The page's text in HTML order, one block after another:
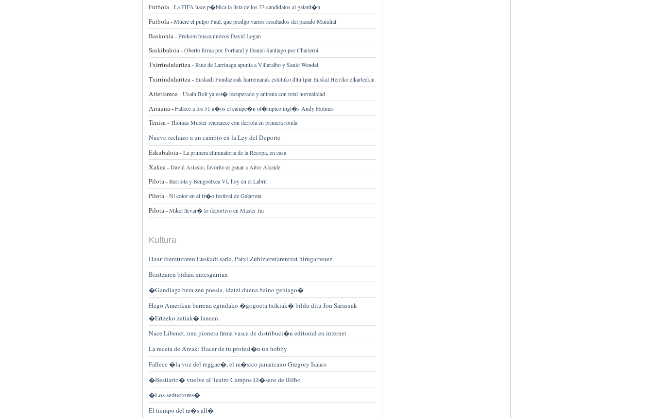
Futbola -La FIFA hace p�blica la lista de los 23 candidatos al galard�n
Futbola -Muere el pulpo Paul, que predijo varios resultados del pasado Mundial
Baskonia -Prokom busca nuevos David Logan
Saskibaloia -Oberto firma por Portland y Daniel Santiago por Charleroi
Txirrindularitza -Ruiz de Larrinaga apunta a Villaralbo y Sankt Wendel
Txirrindularitza -Euskadi Fundazioak harremanak estutuko ditu Ipar Euskal Herriko elkarteekin
Atletismoa -Usain Bolt ya est� recuperado y entrena con total normalidad
Arrauna -Fallece a los 51 a�os el campe�n ol�mpico ingl�s Andy Holmes
Tenisa -Thomas Muster reaparece con derrota en primera ronda
Nuevo rechazo a un cambio en la Ley del Deporte
Eskubaloia -La primera eliminatoria de la Recopa, en casa
Xakea -David Astasio, favorito al ganar a Aitor Alcaide
Pilota -Barriola y Bengoetxea VI, hoy en el Labrit
Pilota -Ni color en el fr�o festival de Galarreta
Pilota -Mikel llevar� lo deportivo en Master Jai
Kultura
Haur literaturaren Euskadi saria, Patxi Zubizarretarentzat hirugarrenez
Bizitzaren bidaia miresgarrian
�Gandiaga bera zen poesia, idatzi duena baino gehiago�
Hego Amerikan barrena egindako �gogoeta txikiak� bildu ditu Jon Sarasuak
�Ertzeko zatiak� lanean
Nace Libenet, una pionera firma vasca de distribuci�n editorial en internet
La receta de Arzak: Hacer de tu profesi�n un hobby
Fallece �la voz del reggae�, el m�sico jamaicano Gregory Isaacs
�Bestiario� vuelve al Teatro Campos El�seos de Bilbo
�Los seductores�
El tiempo del m�s all�